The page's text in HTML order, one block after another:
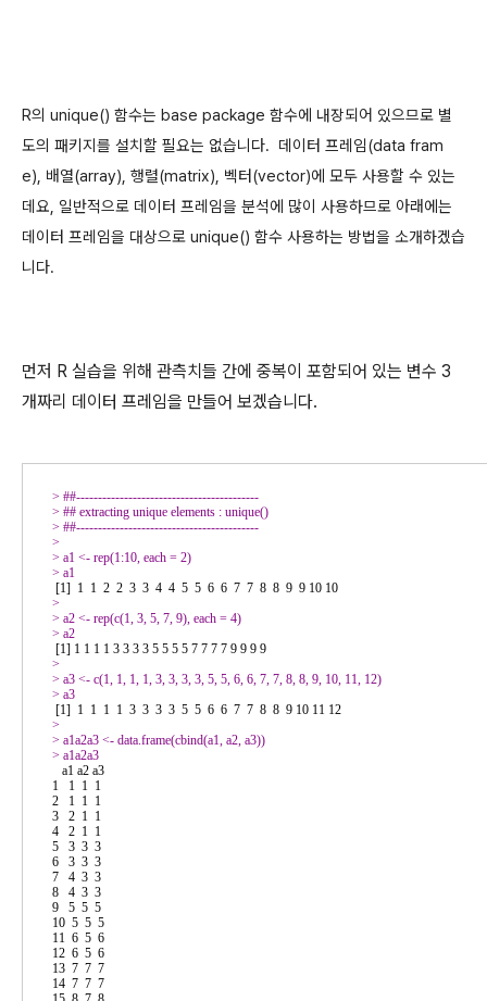
R의 unique() 함수는 base package 함수에 내장되어 있으므로 별
도의 패키지를 설치할 필요는 없습니다. 데이터 프레임(data fram
e), 배열(array), 행렬(matrix), 벡터(vector)에 모두 사용할 수 있는
데요, 일반적으로 데이터 프레임을 분석에 많이 사용하므로 아래에는
데이터 프레임을 대상으로 unique() 함수 사용하는 방법을 소개하겠습
니다.
먼저 R 실습을 위해 관측치들 간에 중복이 포함되어 있는 변수 3
개짜리 데이터 프레임을 만들어 보겠습니다.
>
>
>
>
>
>
>
>
>
>
>
>
>
>
>
1   1  1  1
2   1  1  1
3   2  1  1
4   2  1  1
5   3  3  3
6   3  3  3
7   4  3  3
8   4  3  3
9   5  5  5
10  5  5  5
11  6  5  6
12  6  5  6
13  7  7  7
14  7  7  7